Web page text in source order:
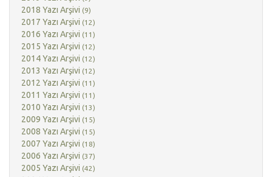
2018 Yazı Arşivi (9)
2017 Yazı Arşivi (12)
2016 Yazı Arşivi (11)
2015 Yazı Arşivi (12)
2014 Yazı Arşivi (12)
2013 Yazı Arşivi (12)
2012 Yazı Arşivi (11)
2011 Yazı Arşivi (11)
2010 Yazı Arşivi (13)
2009 Yazı Arşivi (15)
2008 Yazı Arşivi (15)
2007 Yazı Arşivi (18)
2006 Yazı Arşivi (37)
2005 Yazı Arşivi (42)